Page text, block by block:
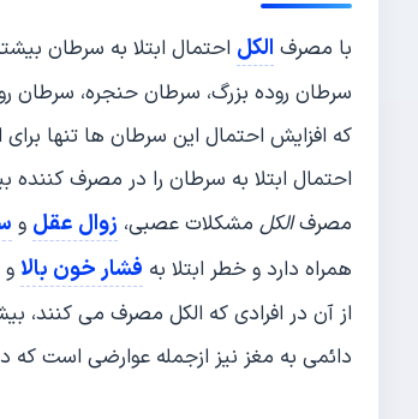
با مصرف الکل احتمال ابتلا به سرطان
سرطان روده بزرگ، سرطان حنجره، سرطان
که افزایش احتمال این سرطان ها تنها برای
احتمال ابتلا به سرطان را در مصرف کننده
مصرفالکل مشکلات عصبی، زوال عقل و
همراه دارد و خطر ابتلا به فشار خون بالا و
از آن در افرادی که الکل مصرف می کنند،
دائمی به مغز نیز ازجمله عوارضی است که